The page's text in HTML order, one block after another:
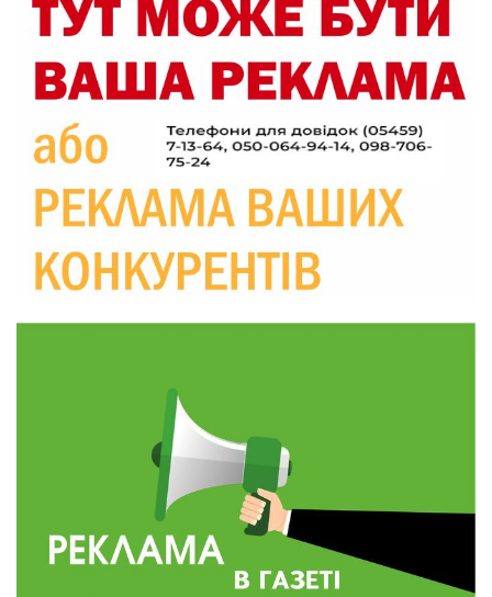
18:39
04 сер
«КОЛО НЕЗЛАМНИХ»: як діти та ветерани
разом створюють унікальний телепроєкт
09:52
Родина Степаненків: від квітучого
30 лип
Пишіть листи самому собі, або як уникнути
маніпуляційбез конфліктів
19:29
30 лип
«Все закінчиться, приїду й одружуся…»: Пам’яті
26-річного Захисника Богдана Ємця (ВІДЕО)
20:06
Паливо по 100 грн та ризик дефіциту: чому в
Житлові сертифікати, підготовка до зими та
підтримка ВПО: підсумки засідання виконкому
Краснопільської селищної ради
Валентина Масалітіна: «Нас тримає віра в
Перемогу і повернення додому»
Знову біль… Знову втрата… На щиті
повертається захисник України Богдан Ємець